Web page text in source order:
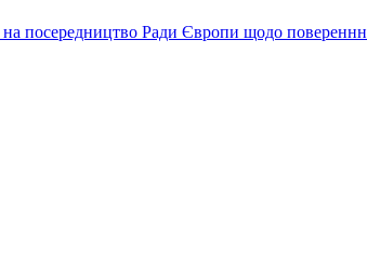
посередництво Ради Європи щодо